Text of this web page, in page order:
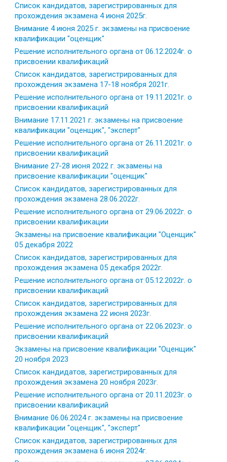
Список кандидатов, зарегистрированных для
прохождения экзамена 4 июня 2025г.
Внимание 4 июня 2025 г. экзамены на присвоение
квалификации "оценщик"
Решение исполнительного органа от 06.12.2024г. о
присвоении квалификаций
Список кандидатов, зарегистрированных для
прохождения экзамена 17-18 ноября 2021г.
Решение исполнительного органа от 19.11.2021г. о
присвоении квалификаций
Внимание 17.11.2021 г. экзамены на присвоение
квалификации "оценщик", "эксперт"
Решение исполнительного органа от 26.11.2021г. о
присвоении квалификаций
Внимание 27-28 июня 2022 г. экзамены на
присвоение квалификации "оценщик"
Список кандидатов, зарегистрированных для
прохождения экзамена 28.06.2022г.
Решение исполнительного органа от 29.06.2022г. о
присвоении квалификации
Экзамены на присвоение квалификации "Оценщик"
05 декабря 2022
Список кандидатов, зарегистрированных для
прохождения экзамена 05 декабря 2022г.
Решение исполнительного органа от 05.12.2022г. о
присвоении квалификаций
Список кандидатов, зарегистрированных для
прохождения экзамена 22 июня 2023г.
Решение исполнительного органа от 22.06.2023г. о
присвоении квалификаций
Экзамены на присвоение квалификации "Оценщик"
20 ноября 2023
Список кандидатов, зарегистрированных для
прохождения экзамена 20 ноября 2023г.
Решение исполнительного органа от 20.11.2023г. о
присвоении квалификаций
Внимание 06.06.2024 г. экзамены на присвоение
квалификации "оценщик", "эксперт"
Список кандидатов, зарегистрированных для
прохождения экзамена 6 июня 2024г.